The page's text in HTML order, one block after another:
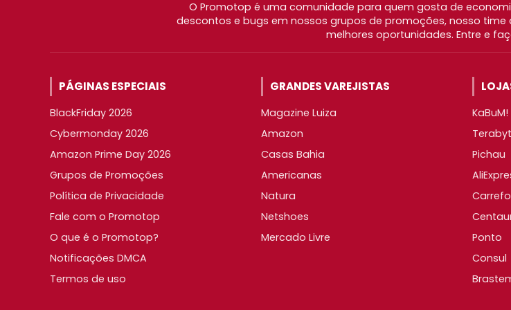
O Promotop é uma comunidade para quem gosta de
descontos e bugs em nossos grupos de promoções, nosso
melhores oportunidades. Entre e
PÁGINAS ESPECIAIS
BlackFriday 2026
Cybermonday 2026
Amazon Prime Day 2026
Grupos de Promoções
Política de Privacidade
Fale com o Promotop
O que é o Promotop?
Notificações DMCA
Termos de uso
GRANDES VAREJISTAS
Magazine Luiza
Amazon
Casas Bahia
Americanas
Natura
Netshoes
Mercado Livre
KaBuM!
Pichau
Ponto
Consul